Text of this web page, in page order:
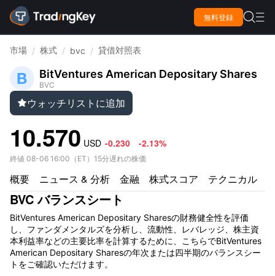
無料登録  
市場 / 株式 / bvc / 貸借対照表
BitVentures American Depositary Shares
BVC
ウォッチリストに追加
10.570 USD -0.230 -2.13%
終値 08-06 16:00 （ ET ） 15分遅れの株価
概要 ニュース & 分析 金融 株式スコア テクニカル
BVC バランスシート
BitVentures American Depositary Sharesの財務健全性を評価
し、ファンダメンタルズを分析し、流動性、レバレッジ、株主資
本利益率などの主要比率を計算するために、こちらでBitVentures
American Depositary Sharesの年次または四半期のバランスシー
トをご確認いただけます。